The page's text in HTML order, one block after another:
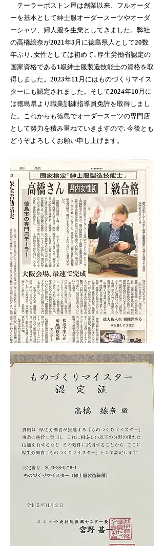
テーラーボストン屋は創業以来、フルオーダ
ーを基本として紳士服オーダースーツやオーダ
ーシャツ、婦人服を生業としてきました。弊社
の高橋絵奈が2021年3月に徳島県人として20数
年ぶり､女性としては初めて､厚生労働省認定の
国家資格である1級紳士服製造技能士の資格を取
得しました。2023年11月にはものづくりマイス
ターにも認定されました。そして2024年10月に
は徳島県より職業訓練指導員免許を取得しまし
た。これからも徳島でオーダースーツの専門店
として努力を積み重ねていきますので､今後とも
どうぞよろしくお願い申し上げます。